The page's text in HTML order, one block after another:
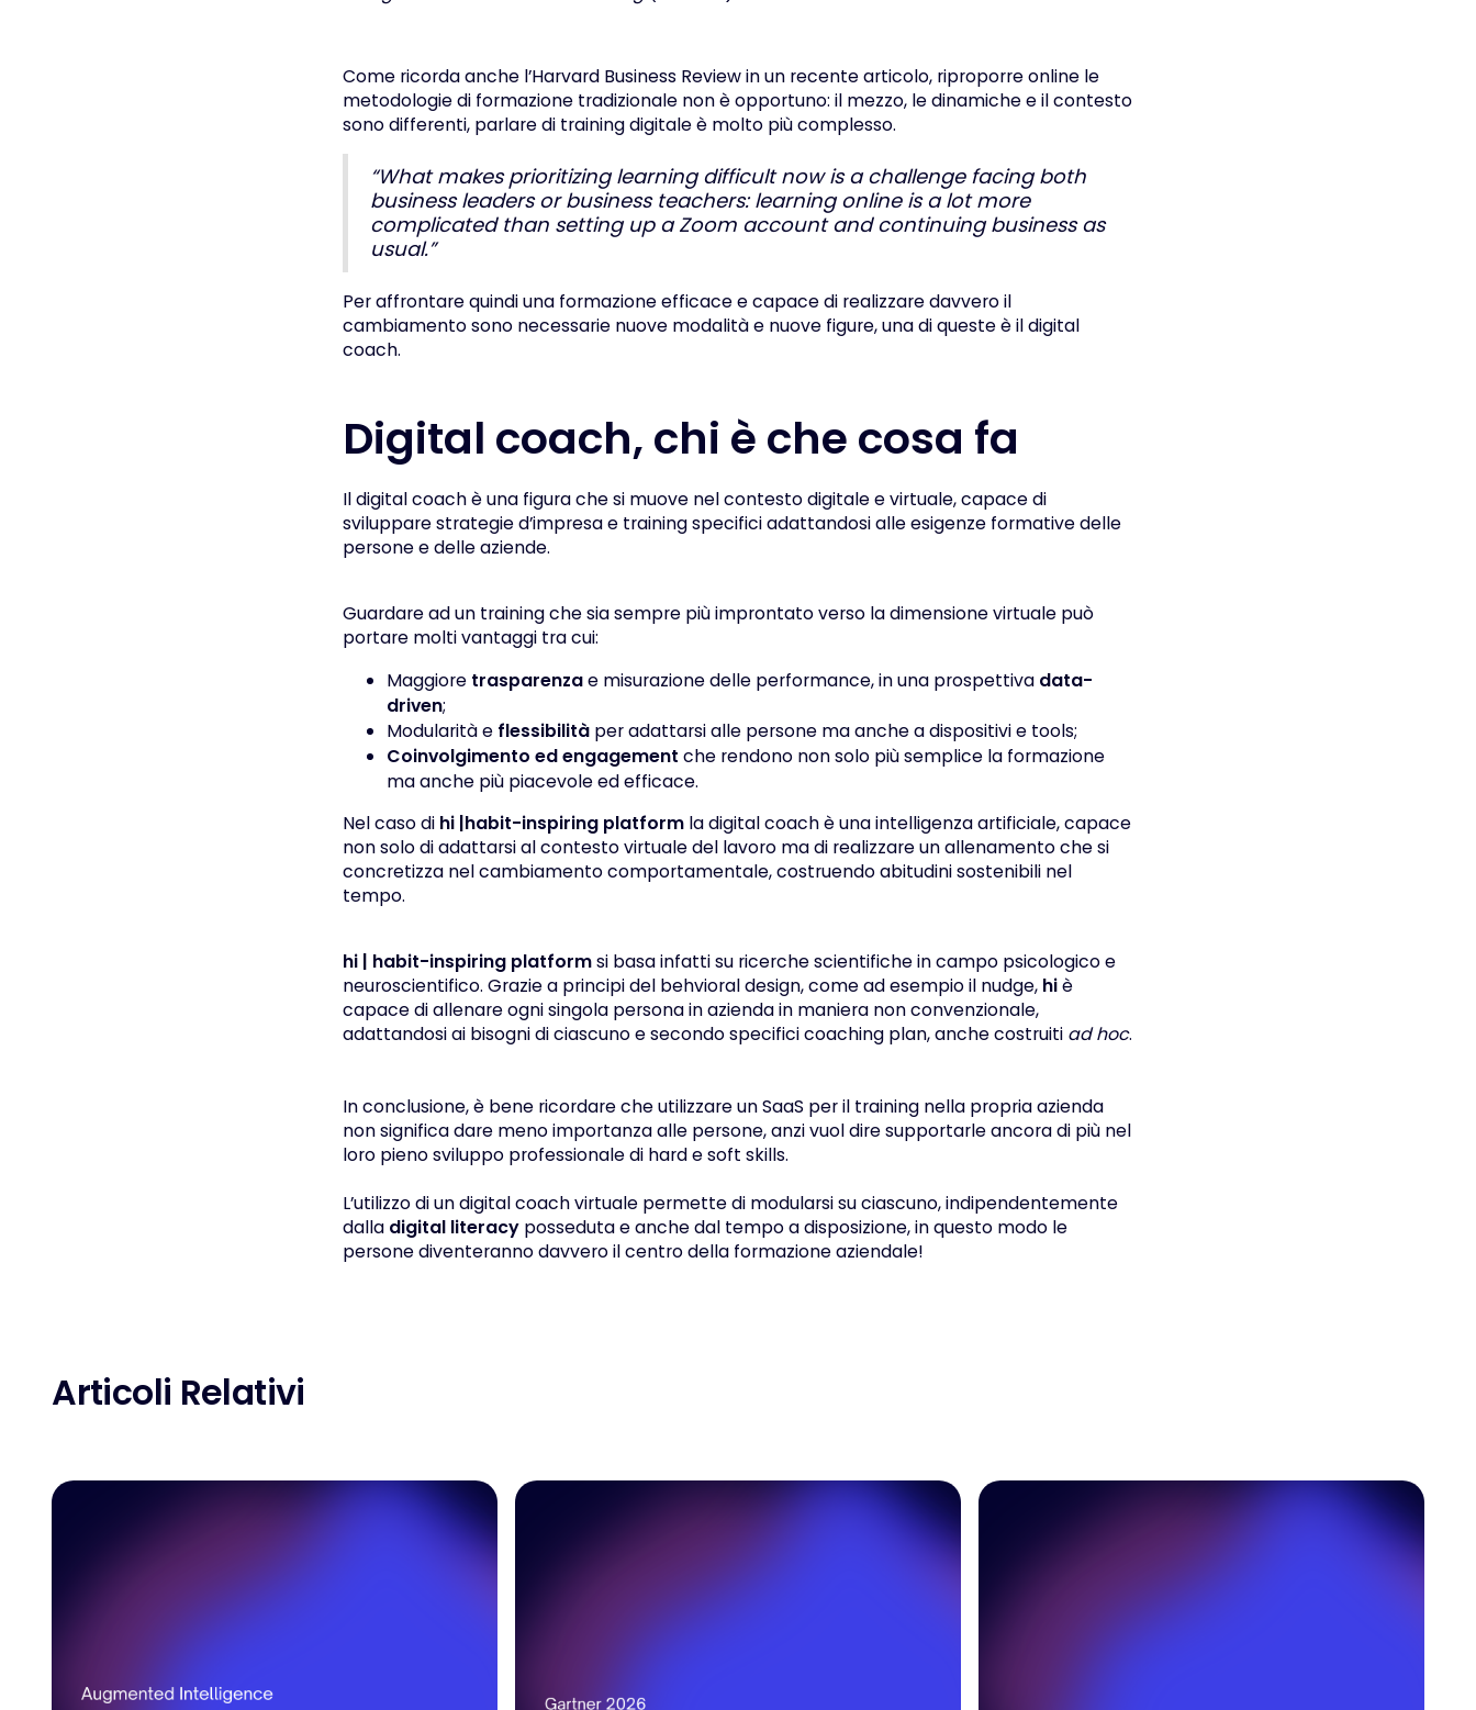
Come ricorda anche l’Harvard Business Review in un recente articolo, riproporre online le
metodologie di formazione tradizionale non è opportuno: il mezzo, le dinamiche e il contesto
sono differenti, parlare di training digitale è molto più complesso.
“What makes prioritizing learning difficult now is a challenge facing both
business leaders or business teachers: learning online is a lot more
complicated than setting up a Zoom account and continuing business as
usual.”
Per affrontare quindi una formazione efficace e capace di realizzare davvero il
cambiamento sono necessarie nuove modalità e nuove figure, una di queste è il digital
coach.
Digital coach, chi è che cosa fa
Il digital coach è una figura che si muove nel contesto digitale e virtuale, capace di
sviluppare strategie d’impresa e training specifici adattandosi alle esigenze formative delle
persone e delle aziende.
Guardare ad un training che sia sempre più improntato verso la dimensione virtuale può
portare molti vantaggi tra cui:
Maggiore trasparenzae misurazione delle performance, in una prospettiva data-
driven;
Modularità e flessibilitàper adattarsi alle persone ma anche a dispositivi e tools;
Coinvolgimento ed engagement che rendono non solo più semplice la formazione
ma anche più piacevole ed efficace.
Nel caso di hi |habit-inspiring platformla digital coach è una intelligenza artificiale, capace
non solo di adattarsi al contesto virtuale del lavoro ma di realizzare un allenamento che si
concretizza nel cambiamento comportamentale, costruendo abitudini sostenibili nel
tempo.
hi | habit-inspiring platformsi basa infatti su ricerche scientifiche in campo psicologico e
neuroscientifico. Grazie a principi del behvioral design, come ad esempio il nudge, hiè
capace di allenare ogni singola persona in azienda in maniera non convenzionale,
adattandosi ai bisogni di ciascuno e secondo specificicoaching plan, anche costruiti ad hoc.
In conclusione, è bene ricordare che utilizzare un SaaS per il training nella propria azienda
non significa dare meno importanza alle persone, anzi vuol dire supportarle ancora di più nel
loro pieno sviluppo professionale di hard esoft skills.
L’utilizzo di un digital coach virtuale permette di modularsi su ciascuno, indipendentemente
dalla digital literacyposseduta e anche dal tempo a disposizione, in questo modo le
persone diventeranno davvero il centro della formazione aziendale!
Articoli Relativi